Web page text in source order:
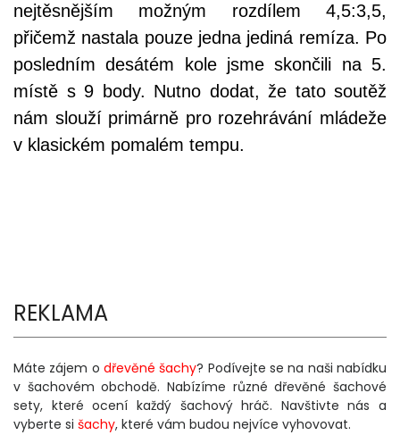
nejtěsnějším možným rozdílem 4,5:3,5,
přičemž nastala pouze jedna jediná remíza. Po
posledním desátém kole jsme skončili na 5.
místě s 9 body. Nutno dodat, že tato soutěž
nám slouží primárně pro rozehrávání mládeže
v klasickém pomalém tempu.
REKLAMA
Máte zájem o dřevěné šachy? Podívejte se na naši nabídku
v šachovém obchodě. Nabízíme různé dřevěné šachové
sety, které ocení každý šachový hráč. Navštivte nás a
vyberte si šachy, které vám budou nejvíce vyhovovat.